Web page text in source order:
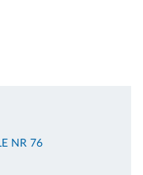
NR 76